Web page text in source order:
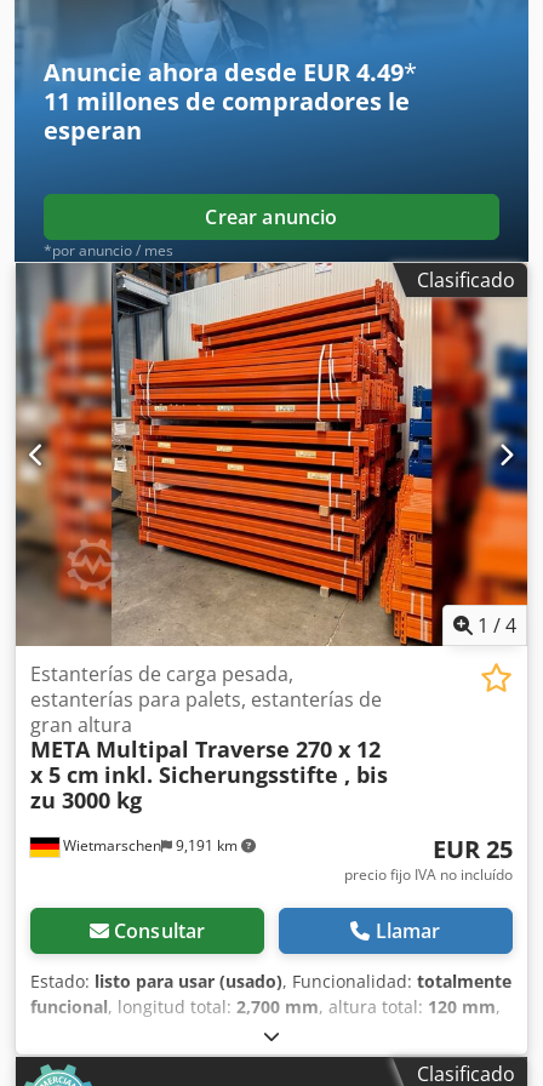
Anuncie ahora desde EUR 4.49*
11 millones de compradores le
esperan
Crear anuncio
*por anuncio / mes
Clasificado
1 /4
Wietmarschen 9,191 km
Estanterías de carga pesada,
estanterías para palets, estanterías de
gran altura
META Multipal Traverse 270 x 12
x 5 cm inkl. Sicherungsstifte , bis
zu 3000 kg
EUR 25
precio fijo IVA no incluído
Consultar Llamar
Estado: listo para usar (usado), Funcionalidad: totalmente
funcional, longitud total: 2,700 mm, altura total: 120 mm,
, capacidad de carga:
Multipal travesaños – aprox. 270 cm | revisados y de
Clasificado